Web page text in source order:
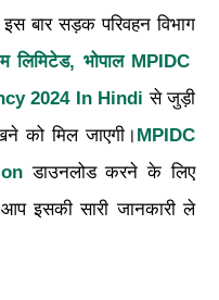
बार सड़क परिवहन विभाग
लिमिटेड, भोपाल MPIDC
2024 In Hindi से जुड़ी
को मिल जाएगी। MPIDC
डाउनलोड करने के लिए
इसकी सारी जानकारी ले